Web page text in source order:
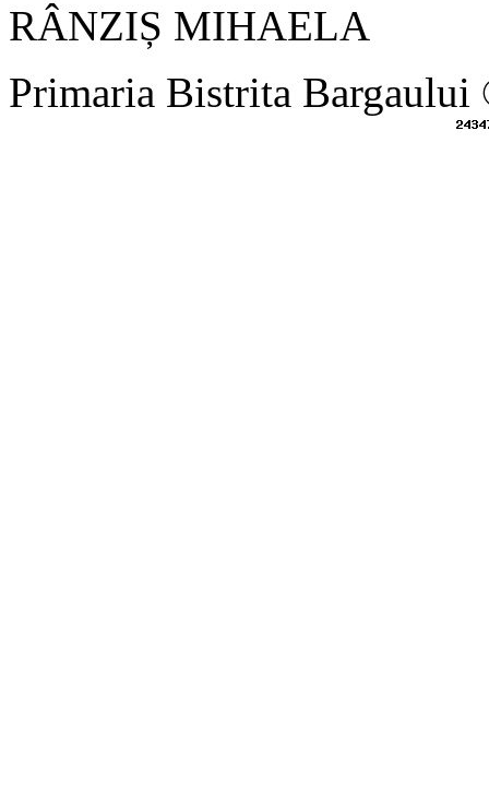
RÂNZIȘ MIHAELA
Primaria Bistrita Bargaului